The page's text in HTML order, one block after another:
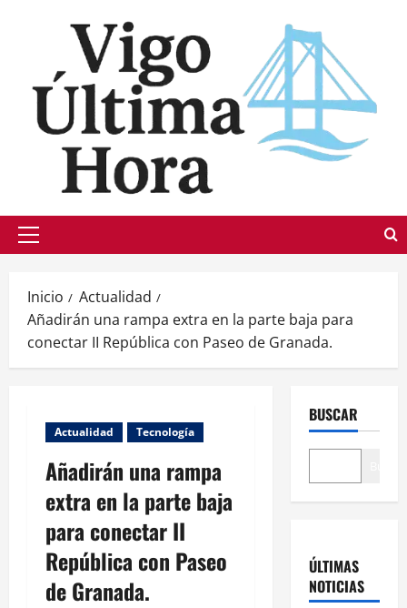
Menú
Inicio
Actualidad
Añadirán una rampa extra en la parte baja para
conectar II República con Paseo de Granada.
Actualidad Tecnología
Añadirán una rampa
extra en la parte baja
para conectar II
República con Paseo
de Granada.
BUSCAR
ÚLTIMAS
NOTICIAS